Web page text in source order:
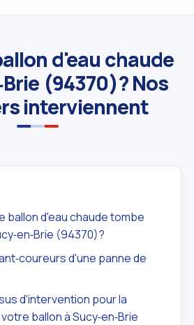
d'eau chaude
(94370)? Nos
interviennent
ballon d'eau chaude tombe
(94370)?
d'une panne de
d'intervention pour la
ballon à Sucy‑en‑Brie